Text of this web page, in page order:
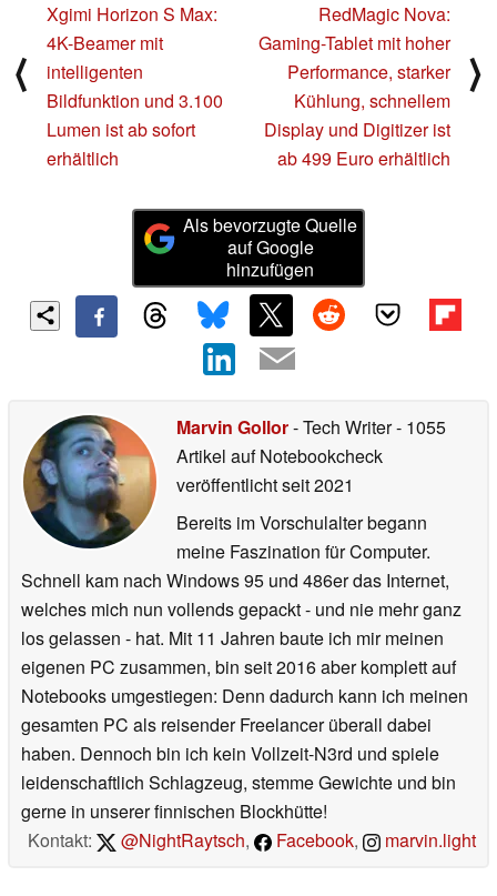
⟨
Xgimi Horizon S Max:
4K-Beamer mit
intelligenten
Bildfunktion und 3.100
Lumen ist ab sofort
erhältlich
RedMagic Nova:
Gaming-Tablet mit hoher
Performance, starker
Kühlung, schnellem
Display und Digitizer ist
ab 499 Euro erhältlich
⟩
Als bevorzugte Quelle
auf Google
hinzufügen
Marvin Gollor- Tech Writer- 1055
Artikel auf Notebookcheck
veröffentlichtseit 2021
Bereits im Vorschulalter begann
meine Faszination für Computer.
Schnell kam nach Windows 95 und 486er das Internet,
welches mich nun vollends gepackt - und nie mehr ganz
los gelassen - hat. Mit 11 Jahren baute ich mir meinen
eigenen PC zusammen, bin seit 2016 aber komplett auf
Notebooks umgestiegen: Denn dadurch kann ich meinen
gesamten PC als reisender Freelancer überall dabei
haben. Dennoch bin ich kein Vollzeit-N3rd und spiele
leidenschaftlich Schlagzeug, stemme Gewichte und bin
gerne in unserer finnischen Blockhütte!
Kontakt:
@NightRaytsch, Facebook, marvin.light